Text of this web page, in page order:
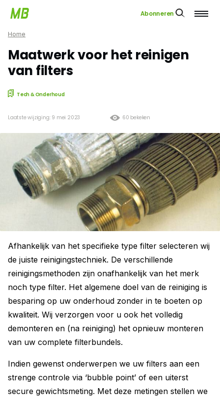
Abonneren
Home
Maatwerk voor het reinigen
van filters
Tech & Onderhoud
60 bekeken
Laatste wijziging: 9 mei 2023
Afhankelijk van het specifieke type filter selecteren wij
de juiste reinigingstechniek. De verschillende
reinigingsmethoden zijn onafhankelijk van het merk
noch type filter. Het algemene doel van de reiniging is
besparing op uw onderhoud zonder in te boeten op
kwaliteit. Wij verzorgen voor u ook het volledig
demonteren en (na reiniging) het opnieuw monteren
van uw complete filterbundels.
Indien gewenst onderwerpen we uw filters aan een
strenge controle via ‘bubble point’ of een uiterst
secure gewichtsmeting. Met deze metingen stellen we